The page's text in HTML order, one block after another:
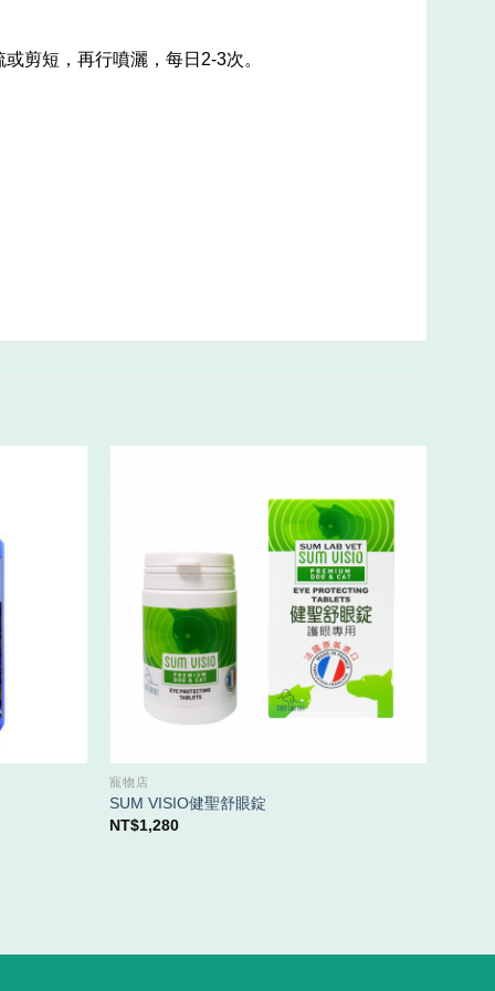
剪短，再行噴灑，每日2-3次。
寵物店
SUM VISIO健聖舒眼錠
NT$1,280